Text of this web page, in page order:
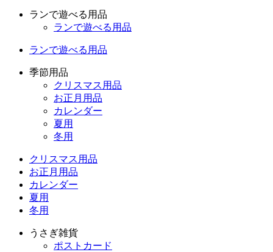
ランで遊べる用品
ランで遊べる用品
ランで遊べる用品
季節用品
クリスマス用品
お正月用品
カレンダー
夏用
冬用
クリスマス用品
お正月用品
カレンダー
夏用
冬用
うさぎ雑貨
ポストカード